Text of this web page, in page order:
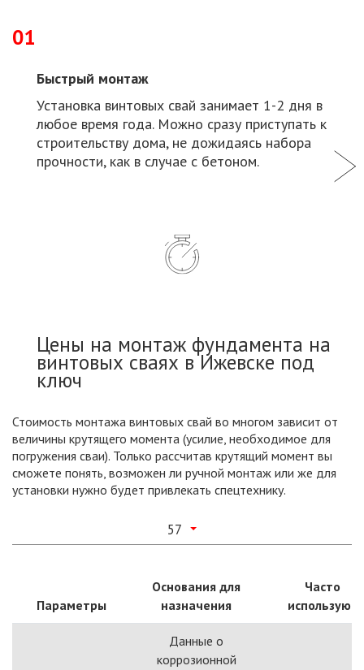
01
Быстрый монтаж
Установка винтовых свай занимает 1-2 дня в
любое время года. Можно сразу приступать к
строительству дома, не дожидаясь набора
прочности, как в случае с бетоном.
Цены на монтаж фундамента на
винтовых сваях в Ижевске под
ключ
Стоимость монтажа винтовых свай во многом зависит от
величины крутящего момента (усилие, необходимое для
погружения сваи). Только рассчитав крутящий момент вы
сможете понять, возможен ли ручной монтаж или же для
установки нужно будет привлекать спецтехнику.
57
Параметры
Основания для
назначения
Часто
используют
Данные о
коррозионной